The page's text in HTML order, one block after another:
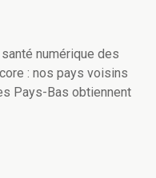
numérique des
: nos pays voisins
Pays-Bas obtiennent